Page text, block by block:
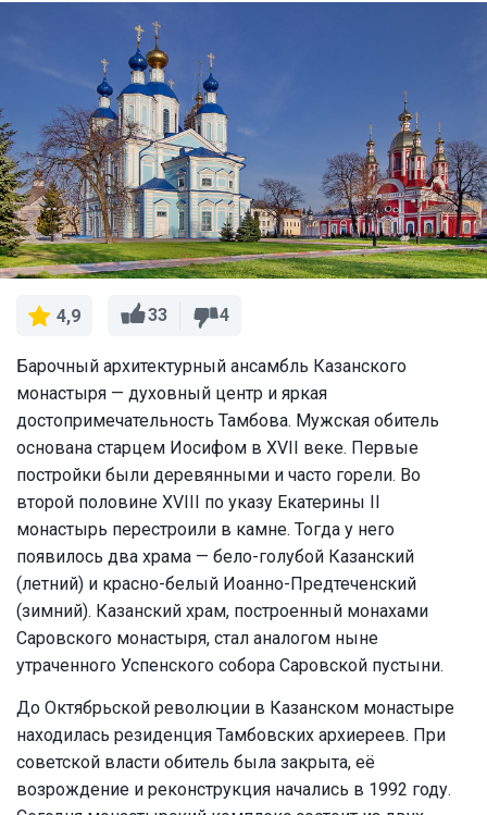
4,9 33 4
Барочный архитектурный ансамбль Казанского
монастыря — духовный центр и яркая
достопримечательность Тамбова. Мужская обитель
основана старцем Иосифом в XVII веке. Первые
постройки были деревянными и часто горели. Во
второй половине XVIII по указу Екатерины II
монастырь перестроили в камне. Тогда у него
появилось два храма — бело-голубой Казанский
(летний) и красно-белый Иоанно-Предтеченский
(зимний). Казанский храм, построенный монахами
Саровского монастыря, стал аналогом ныне
утраченного Успенского собора Саровской пустыни.
До Октябрьской революции в Казанском монастыре
находилась резиденция Тамбовских архиереев. При
советской власти обитель была закрыта, её
возрождение и реконструкция начались в 1992 году.